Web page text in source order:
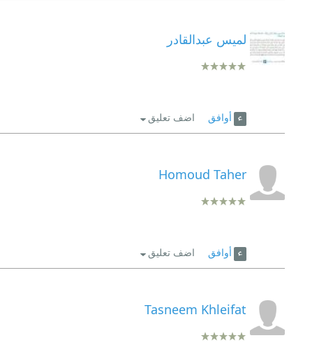
لميس عبدالقادر
أوافق اضف تعليق
Homoud Taher
أوافق اضف تعليق
Tasneem Khleifat